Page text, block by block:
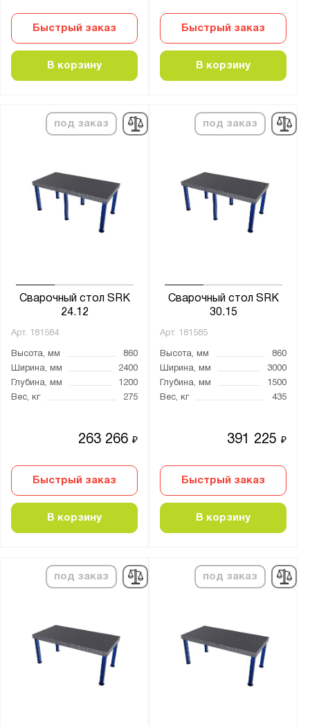
Быстрый заказ
В корзину
Быстрый заказ
В корзину
под заказ
Сварочный стол SRK
24.12
Арт. 181584
Высота, мм
860
Ширина, мм
2400
Глубина, мм
1200
Вес, кг
275
263 266₽
Быстрый заказ
В корзину
под заказ
Сварочный стол SRK
30.15
Арт. 181585
Высота, мм
860
Ширина, мм
3000
Глубина, мм
1500
Вес, кг
435
391 225₽
Быстрый заказ
В корзину
под заказ под заказ